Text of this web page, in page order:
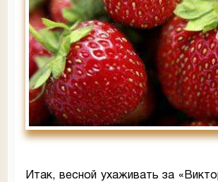
Итак, весной ухаживать за